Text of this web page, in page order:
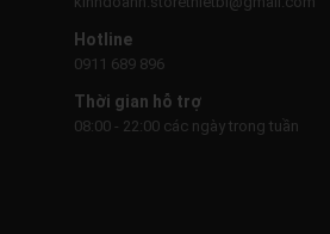
Hotline
0911 689 896
Thời gian hỗ trợ
08:00 - 22:00 các ngày trong tuần